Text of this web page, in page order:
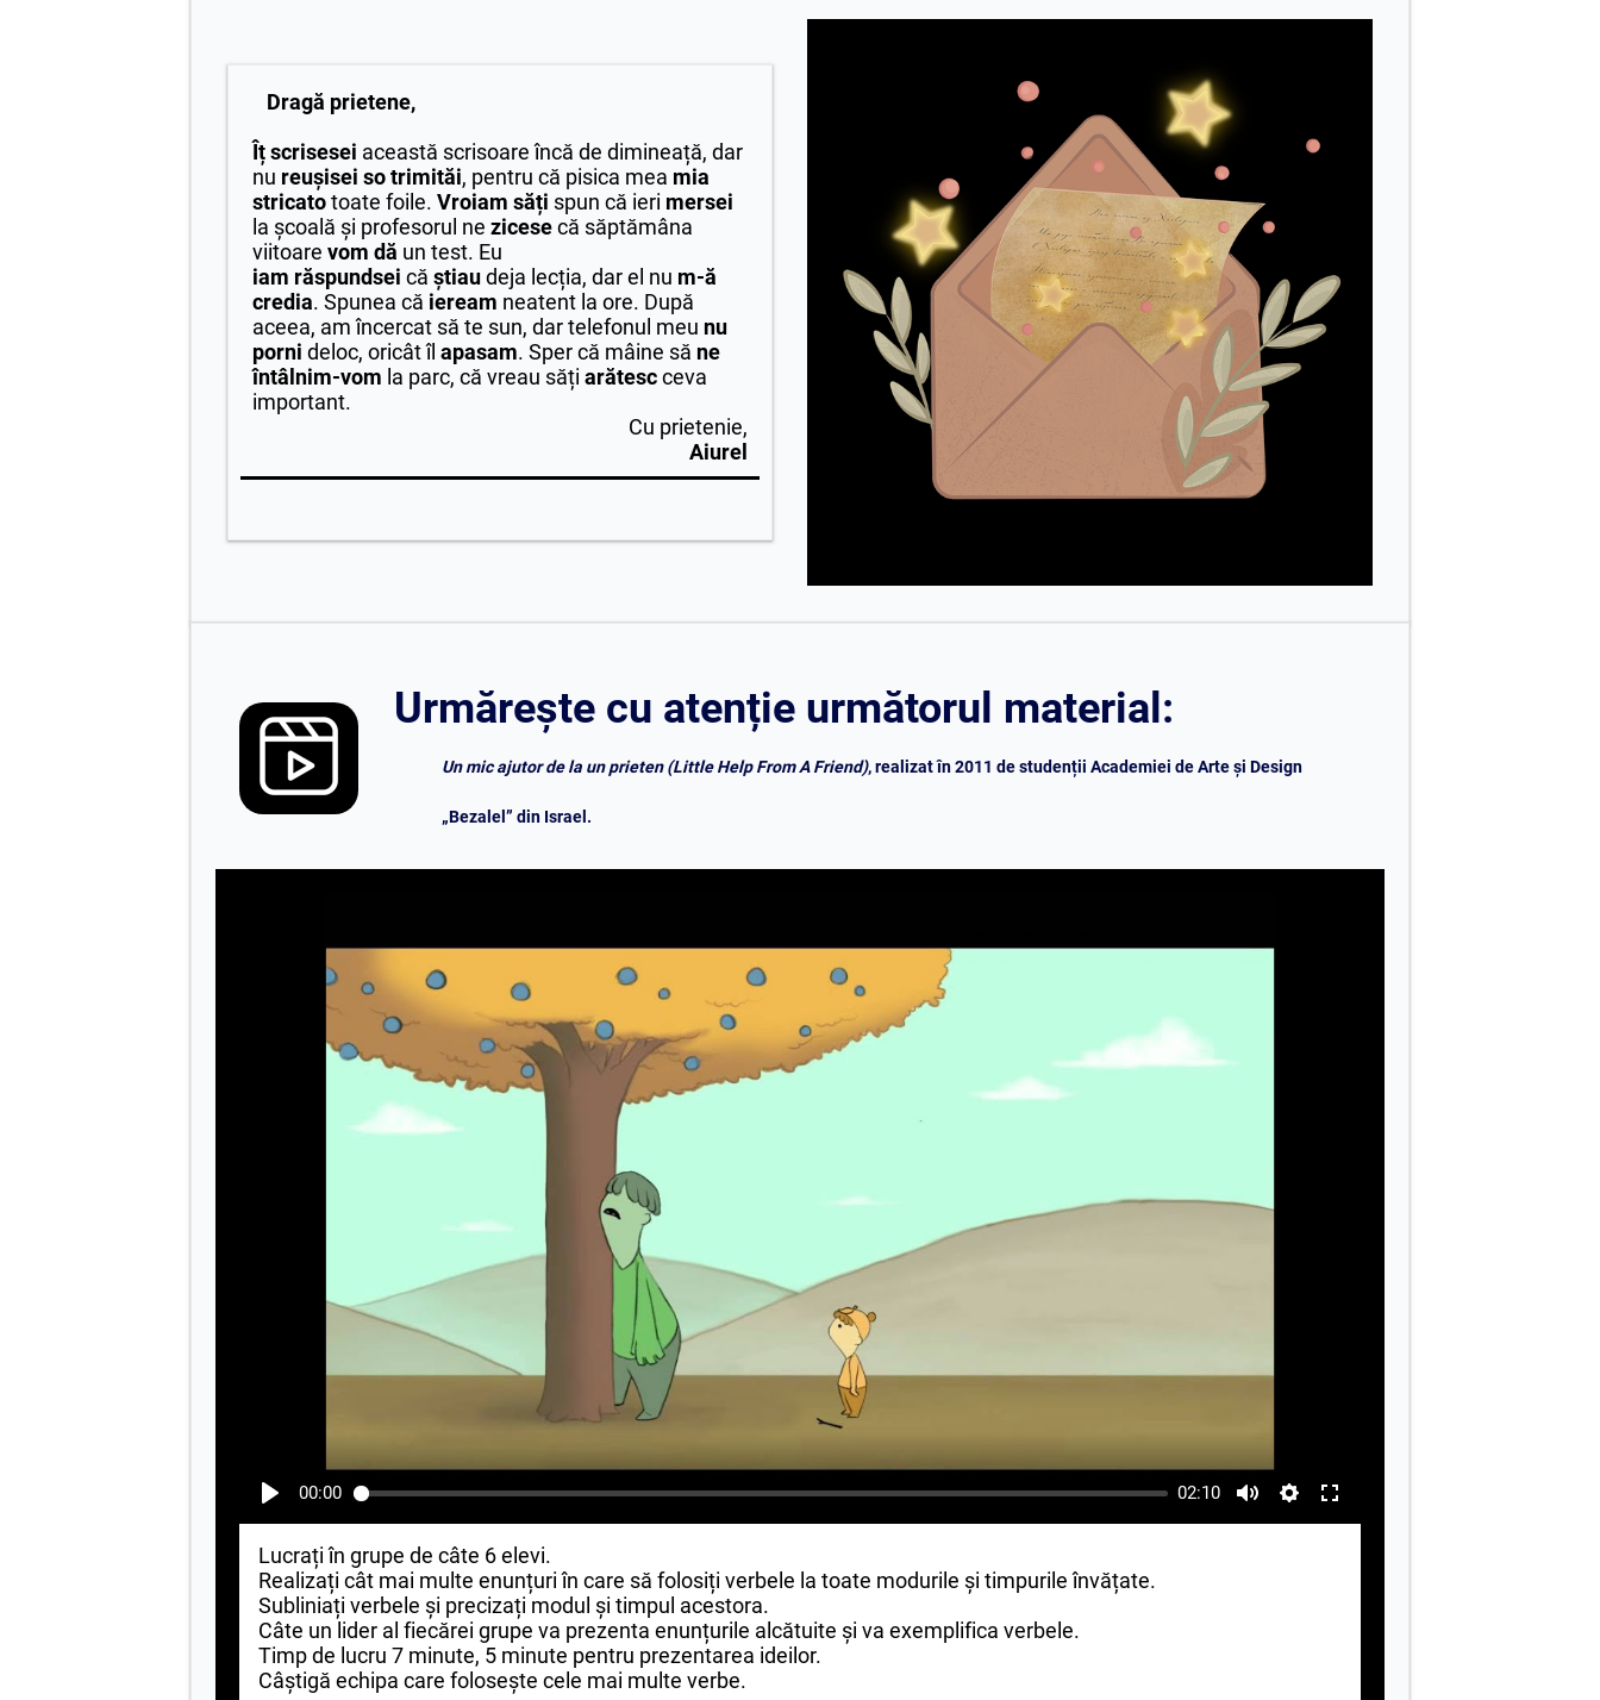
Dragă prietene,
Îțscrisesei această scrisoare încă de dimineață, dar
nu reușisei sotrimităi, pentru că pisica mea mia
stricatotoate foile. Vroiam săți spun că ieri mersei
la școală și profesorul ne zicesecă săptămâna
viitoare vom dă un test. Eu
iam răspundsei că știaudeja lecția, dar el nu m-ă
credia. Spunea că ieream neatent la ore. După
aceea, am încercat să te sun, dar telefonul meu nu
porni deloc, oricât îl apasam. Sper că mâine să ne
întâlnim-vom la parc, că vreau săți arătescceva
important.
Cu prietenie,
Aiurel
Urmărește cu atenție următorul material:
Un mic ajutor de la un prieten (Little Help From A Friend), realizat în 2011 de studenții Academiei de Arte și Design
„Bezalel” din Israel.
00:00 02:10
Lucrați în grupe de câte 6 elevi.
Realizați cât mai multe enunțuri în care să folosiți verbele la toate modurile și timpurile învățate.
Subliniați verbele și precizați modul și timpul acestora.
Câte un lider al fiecărei grupe va prezenta enunțurile alcătuite și va exemplifica verbele.
Timp de lucru 7 minute, 5 minute pentru prezentarea ideilor.
Câștigă echipa care folosește cele mai multe verbe.